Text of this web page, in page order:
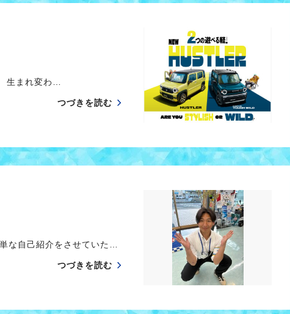
まれ変わ…
つづきを読む
な自己紹介をさせていた…
つづきを読む